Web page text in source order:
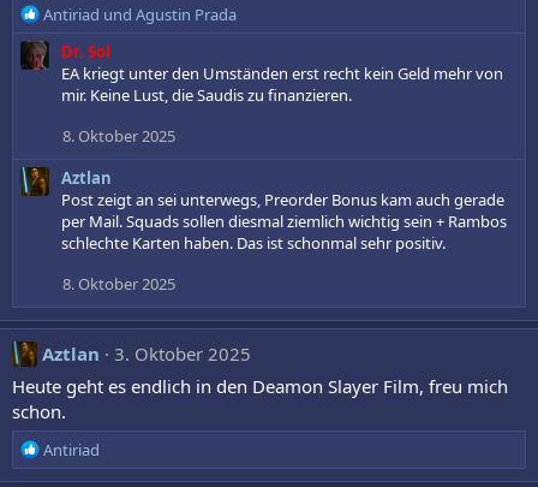
R
e
a
n
e
Antiriad und Agustin Prada
Dr. Sol
EA kriegt unter den Umständen erst recht kein Geld mehr von
mir. Keine Lust, die Saudis zu finanzieren.
8. Oktober 2025
Aztlan
Post zeigt an sei unterwegs, Preorder Bonus kam auch gerade
per Mail. Squads sollen diesmal ziemlich wichtig sein + Rambos
schlechte Karten haben. Das ist schonmal sehr positiv.
8. Oktober 2025
Aztlan
3. Oktober 2025
Heute geht es endlich in den Deamon Slayer Film, freu mich
schon.
R
e
Antiriad